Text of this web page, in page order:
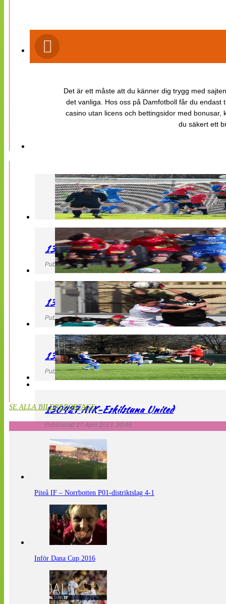
Det är ett måste att du känner dig trygg med
det vanliga. Hos oss på Damfotboll får du
casino utan licens och bettingsidor med
du säkert ett
130427 LB 07 – QBIK
Publicerad 27 April 2013, 22:40
130427 IF Limhamn Bunkeflo – QBIK
Publicerad 27 April 2013, 21:10
130427 LdB FC Malmö – Mallbackens IF
Publicerad 27 April 2013, 20:54
130427 AIK-Eskilstuna United
Publicerad 27 April 2013, 20:48
SE ALLA BILDREPORTAGE
Piteå IF – Norrbotten P01-distriktslag 4-1
Inför Dana Cup 2016